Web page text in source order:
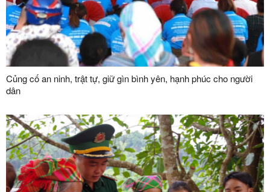
Củng cố an ninh, trật tự, giữ gìn bình yên, hạnh phúc cho người
dân